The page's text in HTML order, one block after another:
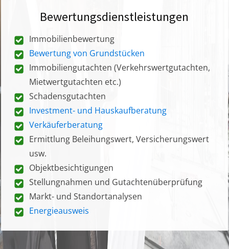
Bewertungsdienstleistungen
Immobilienbewertung
Bewertung von Grundstücken
Immobiliengutachten (Verkehrswertgutachten,
Mietwertgutachten etc.)
Schadensgutachten
Investment- und Hauskaufberatung
Verkäuferberatung
Ermittlung Beleihungswert, Versicherungswert
usw.
Objektbesichtigungen
Stellungnahmen und Gutachtenüberprüfung
Markt- und Standortanalysen
Energieausweis